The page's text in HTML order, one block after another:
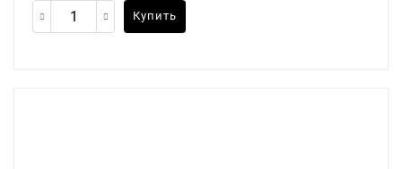
Купить